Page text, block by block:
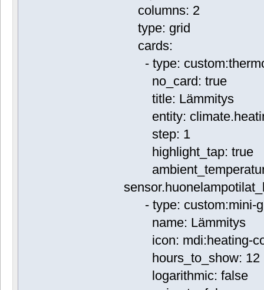
columns: 2
type: grid
cards:
- type:
no_card: true
title: Lämmitys
entity:
step: 1
highlight_tap: true
- type: custom:mini-
name: Lämmitys
icon: mdi:heating-
hours_to_show: 12
logarithmic: false